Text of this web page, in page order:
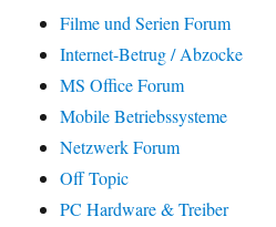
Filme und Serien Forum
Internet-Betrug / Abzocke
MS Office Forum
Mobile Betriebssysteme
Netzwerk Forum
Off Topic
PC Hardware & Treiber